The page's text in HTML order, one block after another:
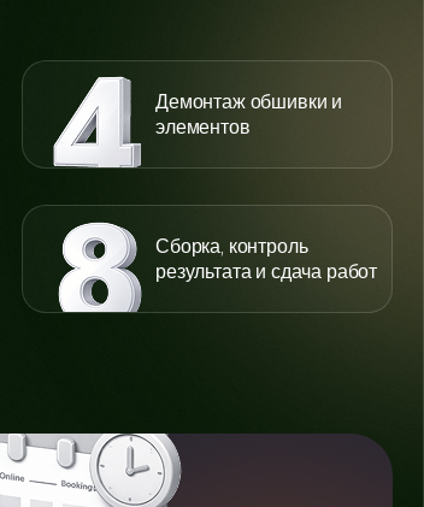
Демонтаж обшивки и
элементов
Сборка, контроль
результата и сдача работ